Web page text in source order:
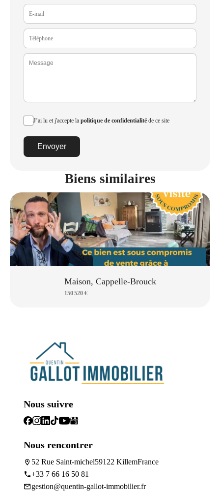
J’ai lu et j'accepte la politique de confidentialité de ce site
Envoyer
Biens similaires
Maison, Cappelle-Brouck
150 520 €
Nous suivre
Nous rencontrer
52 Rue Saint-michel59122 KillemFrance
+33 7 66 16 50 81
gestion@quentin-gallot-immobilier.fr